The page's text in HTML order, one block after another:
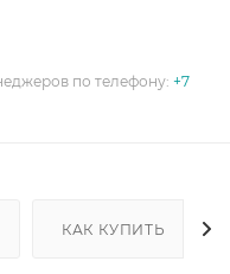
по телефону: +7
КАК КУПИТЬ